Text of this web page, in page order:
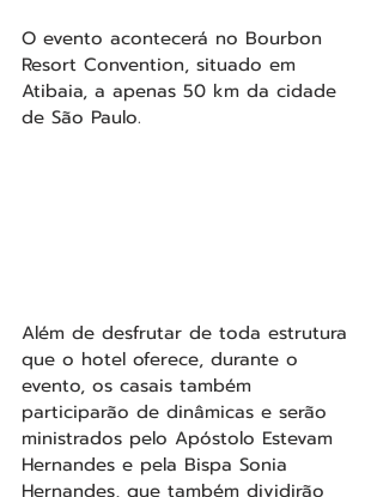
O evento acontecerá no Bourbon
Resort Convention, situado em
Atibaia, a apenas 50 km da cidade
de São Paulo.
Além de desfrutar de toda estrutura
que o hotel oferece, durante o
evento, os casais também
participarão de dinâmicas e serão
ministrados pelo Apóstolo Estevam
Hernandes e pela Bispa Sonia
Hernandes, que também dividirão